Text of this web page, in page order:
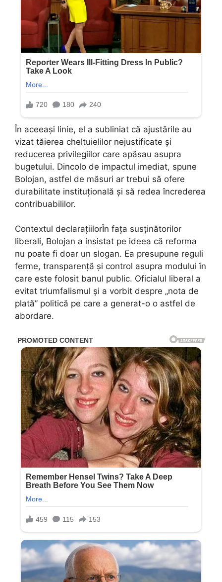
În aceeași linie, el a subliniat că ajustările au
vizat tăierea cheltuielilor nejustificate și
reducerea privilegiilor care apăsau asupra
bugetului. Dincolo de impactul imediat, spune
Bolojan, astfel de măsuri ar trebui să ofere
durabilitate instituțională și să redea încrederea
contribuabililor.
Contextul declarațiilorÎn fața susținătorilor
liberali, Bolojan a insistat pe ideea că reforma
nu poate fi doar un slogan. Ea presupune reguli
ferme, transparență și control asupra modului în
care este folosit banul public. Oficialul liberal a
evitat triumfalismul și a vorbit despre „nota de
plată” politică pe care a generat-o o astfel de
abordare.